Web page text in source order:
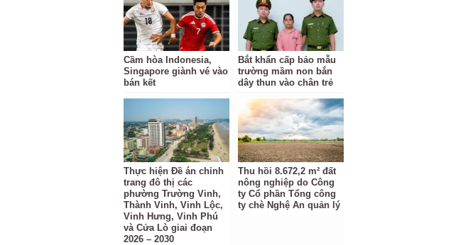
Cầm hòa Indonesia,
Singapore giành vé vào
bán kết
Bắt khẩn cấp bảo mẫu
trường mầm non bắn
dây thun vào chân trẻ
Thực hiện Đề án chỉnh
trang đô thị các
phường Trường Vinh,
Thành Vinh, Vinh Lộc,
Vinh Hưng, Vinh Phú
và Cửa Lò giai đoạn
2026 – 2030
Thu hồi 8.672,2 m² đất
nông nghiệp do Công
ty Cổ phần Tổng công
ty chè Nghệ An quản lý